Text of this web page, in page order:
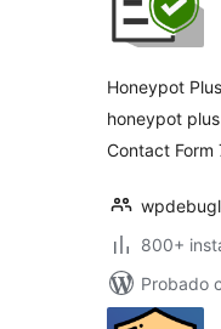
Honeypot
honeypot
Contact Form
800+
Probado